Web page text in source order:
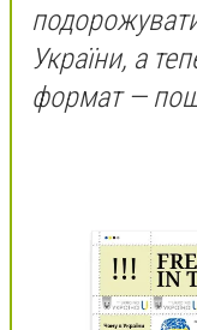
України, а
формат —